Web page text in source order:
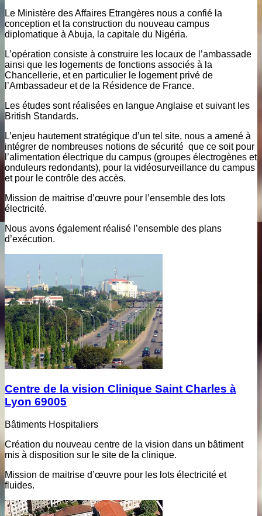
Le Ministère des Affaires Etrangères nous a confié la
conception et la construction du nouveau campus
diplomatique à Abuja, la capitale du Nigéria.
L’opération consiste à construire les locaux de l’ambassade
ainsi que les logements de fonctions associés à la
Chancellerie, et en particulier le logement privé de
l’Ambassadeur et de la Résidence de France.
Les études sont réalisées en langue Anglaise et suivant les
British Standards.
L’enjeu hautement stratégique d’un tel site, nous a amené à
intégrer de nombreuses notions de sécurité que ce soit pour
l’alimentation électrique du campus (groupes électrogènes et
onduleurs redondants), pour la vidéosurveillance du campus
et pour le contrôle des accès.
Mission de maitrise d’œuvre pour l’ensemble des lots
électricité.
Nous avons également réalisé l’ensemble des plans
d’exécution.
Centre de la vision Clinique Saint Charles à
Lyon 69005
Bâtiments Hospitaliers
Création du nouveau centre de la vision dans un bâtiment
mis à disposition sur le site de la clinique.
Mission de maitrise d’œuvre pour les lots électricité et
fluides.